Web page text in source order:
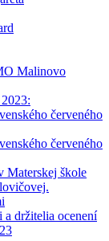
Malinovo
červeného
červeného
Materskej škole
držitelia ocenení